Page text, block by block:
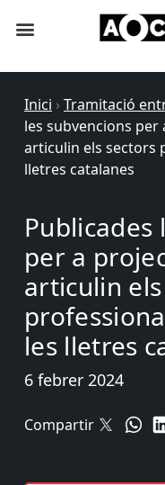
Inici › Tramitació
les subvencions per
articulin els sectors
lletres catalanes
Publicades
per a
articulin
les lletres
6 febrer 2024
Compartir